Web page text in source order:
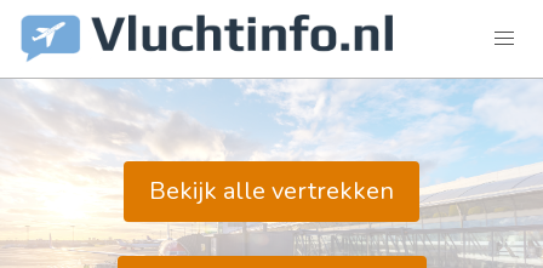
Bekijk alle vertrekken